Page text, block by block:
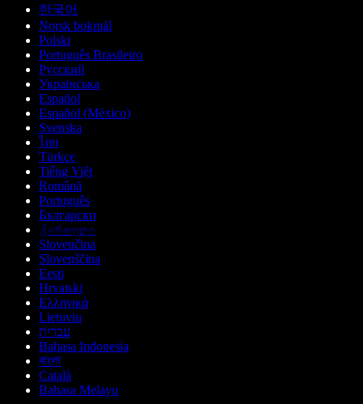
한국어
Norsk bokmål
Polski
Português Brasileiro
Русский
Українська
Español
Español (México)
Svenska
ไทย
Türkçe
Tiếng Việt
Română
Português
Български
ქართული
Slovenčina
Slovenščina
Eesti
Hrvatski
Ελληνικά
Lietuvių
עברית
Bahasa Indonesia
বাংলা
Català
Bahasa Melayu